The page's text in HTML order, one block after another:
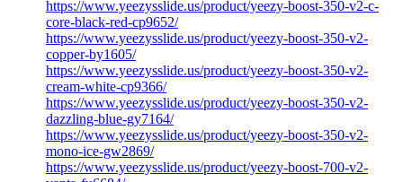
https://www.yeezysslide.us/product/yeezy-boost-350-v2-c-
core-black-red-cp9652/
https://www.yeezysslide.us/product/yeezy-boost-350-v2-
copper-by1605/
https://www.yeezysslide.us/product/yeezy-boost-350-v2-
cream-white-cp9366/
https://www.yeezysslide.us/product/yeezy-boost-350-v2-
dazzling-blue-gy7164/
https://www.yeezysslide.us/product/yeezy-boost-350-v2-
mono-ice-gw2869/
https://www.yeezysslide.us/product/yeezy-boost-700-v2-